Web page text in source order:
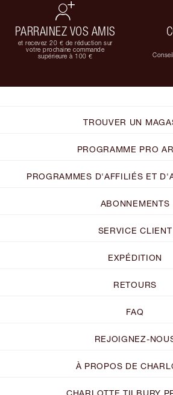
PARRAINEZ VOS AMIS
et recevez 20 € de réduction sur
votre prochaine commande
supérieure à 100 €
TROUVER UN
PROGRAMME PRO
PROGRAMMES D'AFFILIÉS ET
ABONNEMENTS
SERVICE CLIENT
EXPÉDITION
RETOURS
FAQ
REJOIGNEZ-
À PROPOS DE